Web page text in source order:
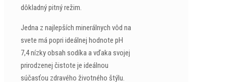
dôkladný pitný režim.
Jedna z najlepších minerálnych vôd na
svete má popri ideálnej hodnote pH
7,4 nízky obsah sodíka a vďaka svojej
prirodzenej čistote je ideálnou
súčasťou zdravého životného štýlu.